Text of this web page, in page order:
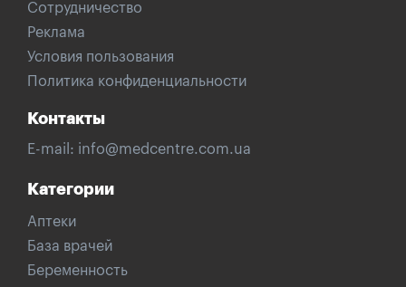
Сотрудничество
Реклама
Условия пользования
Политика конфиденциальности
Контакты
E-mail: info@medcentre.com.ua
Категории
Аптеки
База врачей
Беременность